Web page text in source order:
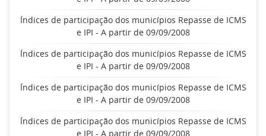
Índices de participação dos municípios Repasse de ICMS
e IPI - A partir de 09/09/2008
Índices de participação dos municípios Repasse de ICMS
e IPI - A partir de 09/09/2008
Índices de participação dos municípios Repasse de ICMS
e IPI - A partir de 09/09/2008
Índices de participação dos municípios Repasse de ICMS
e IPI - A partir de 09/09/2008